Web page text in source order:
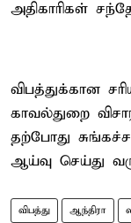
அதிகாரிகள்
விபத்துக்கான
காவல்துறை
தற்போது
ஆய்வு செய்து
விபத்து ஆந்திரா